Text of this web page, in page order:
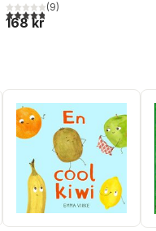
4,8utav 5 stjärnor. Totalt antal
(9)
168 kr